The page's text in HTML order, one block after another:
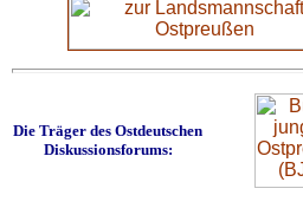
Die Träger des Ostdeutschen
Diskussionsforums: